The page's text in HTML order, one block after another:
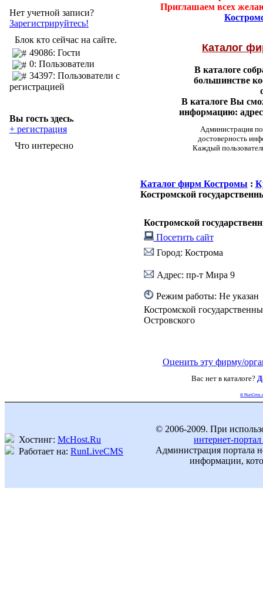
Нет учетной записи?
Зарегистрируйтесь!
Блок кто сейчас на сайте.
49086: Гости
0: Пользователи
34397: Пользователи с
регистрацией
Вы гость здесь.
+ регистрация
Что интересно
Приглашаем всех
Каталог
В каталоге
большинстве
В каталоге Вы
информацию:
Администрация
достоверность
Каждый
Каталог фирм Костромы :
Костромской
Костромской
Посетить сайт
Город: Кострома
Адрес: пр-т Мира 9
Режим работы: Не указан
Костромской
Островского
Оценить эту фирму/
Вас нет в каталоге?
©
Хостинг: McHost.Ru
Работает на: RunLiveCMS
© 2006-2009. При
интернет-
Администрация портала
информации,